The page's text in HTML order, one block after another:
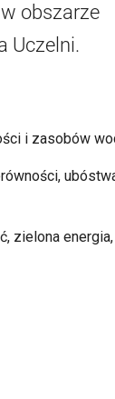
obszarze
Uczelni.
i zasobów
zielona